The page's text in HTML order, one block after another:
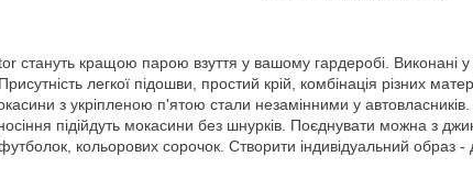
стануть кращою парою взуття у вашому гардеробі. Виконані у
легкої підошви, простий крій, комбінація різних
з укріпленою п'ятою стали незамінними у
підійдуть мокасини без шнурків. Поєднувати можна з
кольорових сорочок. Створити індивідуальний образ